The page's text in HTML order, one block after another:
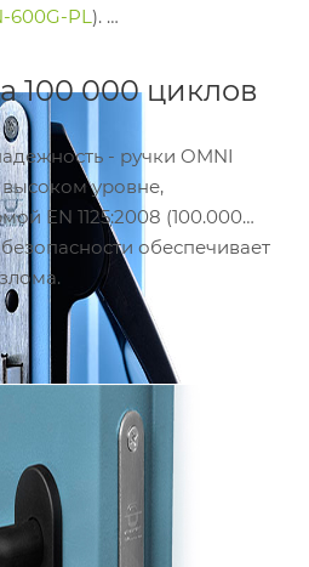
600G-PL).
100 000 циклов
- ручки OMNI
уровне,
EN 1125:2008 (100.000
обеспечивает